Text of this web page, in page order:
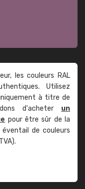
les couleurs RAL
Utilisez
à titre de
d'acheter un
pour être sûr de la
éventail de couleurs